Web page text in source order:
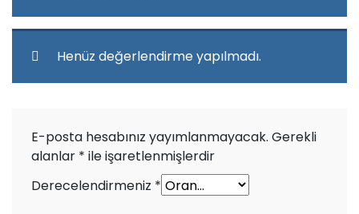
Henüz değerlendirme yapılmadı.
E-posta hesabınız yayımlanmayacak. Gerekli
alanlar * ile işaretlenmişlerdir
Derecelendirmeniz *